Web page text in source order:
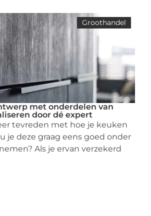
Groothandel
met onderdelen van
door dé expert
tevreden met hoe je keuken
je deze graag eens goed onder
Als je ervan verzekerd